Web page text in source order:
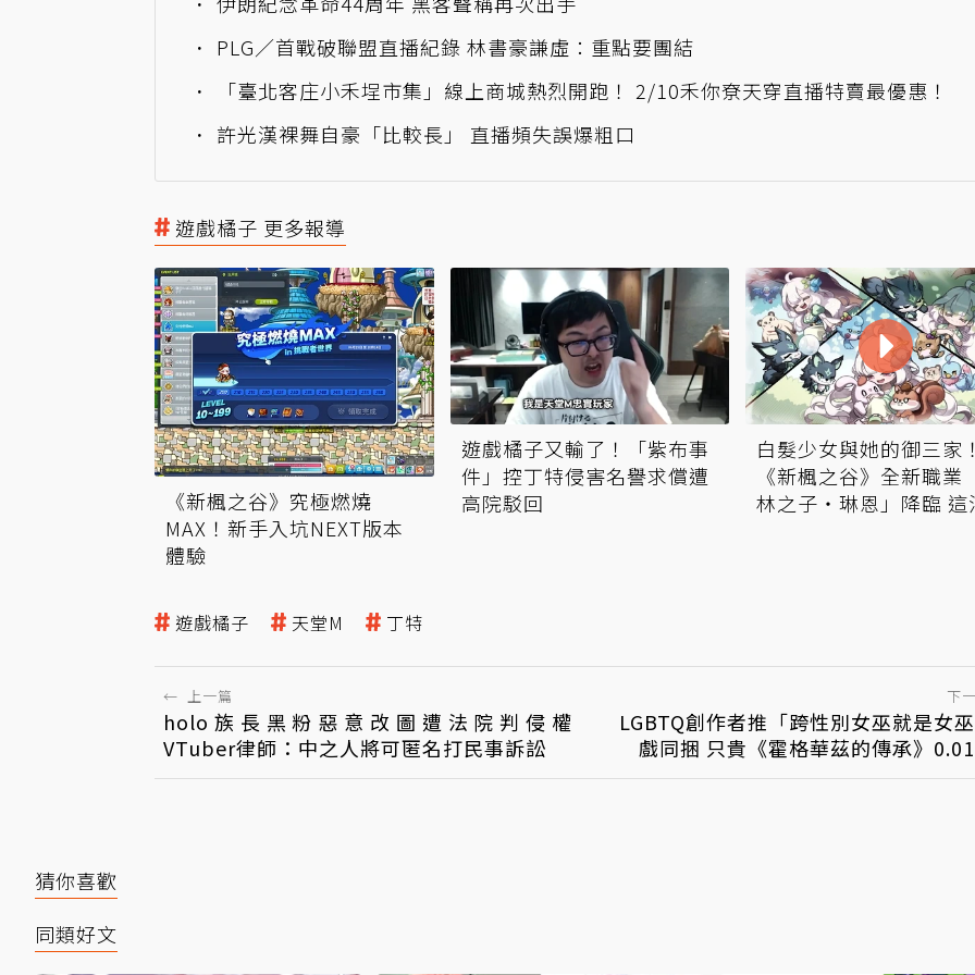
PLG／首戰破聯盟直播紀錄 林書豪謙虛：重點要團結
「臺北客庄小禾埕市集」線上商城熱烈開跑！ 2/10禾你尞天穿直播特賣最優惠！
許光漢裸舞自豪「比較長」 直播頻失誤爆粗口
遊戲橘子 更多報導
《新楓之谷》究極燃燒
MAX！新手入坑NEXT版本
體驗
遊戲橘子又輸了！「紫布事
件」控丁特侵害名譽求償遭
高院駁回
白髮少女與她的御三家
《新楓之谷》全新職業
林之子‧琳恩」降臨 這
遊戲橘子 天堂M 丁特
← 上一篇
holo族長黑粉惡意改圖遭法院判侵權
VTuber律師：中之人將可匿名打民事訴訟
下
LGBTQ創作者推「跨性別女巫就是女
戲同捆 只貴《霍格華茲的傳承》
猜你喜歡
同類好文